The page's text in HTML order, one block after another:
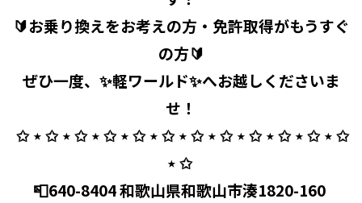
🔰お乗り換えをお考えの方・免許取得がもうすぐ
の方🔰
ぜひ一度、✨軽ワールド✨へお越しくださいま
せ！
⁡ ✩ ⋆ ✩ ⋆ ✩ ⋆ ✩ ⋆ ✩ ⋆ ✩ ⋆ ✩ ⋆ ✩ ⋆ ✩ ⋆ ✩ ⋆ ✩ ⋆ ✩
⋆ ✩ ⁡
📮640-8404 和歌山県和歌山市湊1820-160 ⁡